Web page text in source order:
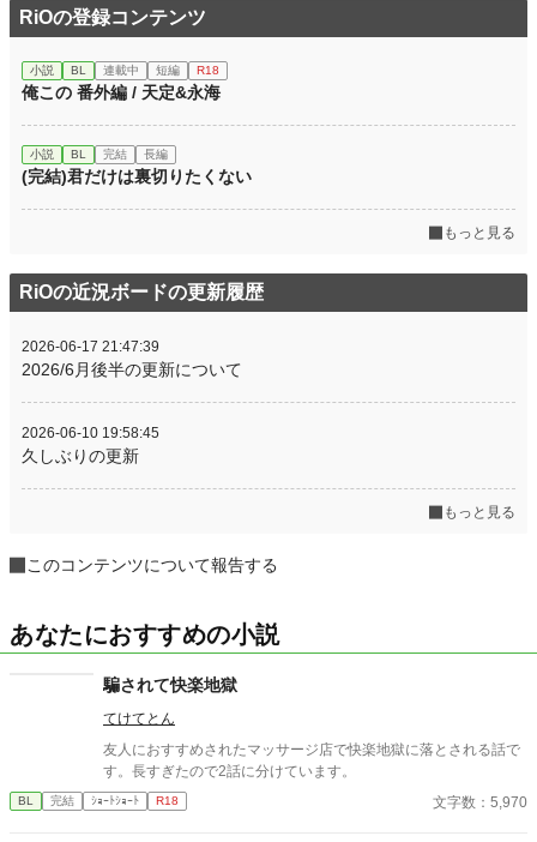
RiOの登録コンテンツ
小説 BL 連載中 短編 R18
俺この 番外編 / 天定&永海
小説 BL 完結 長編
(完結)君だけは裏切りたくない
もっと見る
RiOの近況ボードの更新履歴
2026-06-17 21:47:39
2026/6月後半の更新について
2026-06-10 19:58:45
久しぶりの更新
もっと見る
このコンテンツについて報告する
あなたにおすすめの小説
騙されて快楽地獄
てけてとん
友人におすすめされたマッサージ店で快楽地獄に落とされる話で
す。長すぎたので2話に分けています。
BL 完結 ｼｮｰﾄｼｮｰﾄ R18 文字数：5,970